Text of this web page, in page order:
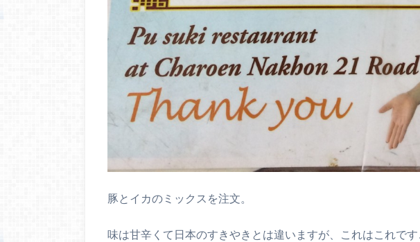
豚とイカのミックスを注文。
味は甘辛くて日本のすきやきとは違いますが、これはこれです